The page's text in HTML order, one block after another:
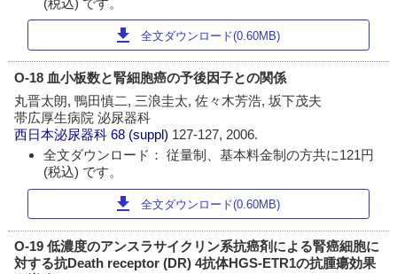
(税込) です。
download 全文ダウンロード(0.60MB)
O-18 血小板数と腎細胞癌の予後因子との関係
丸晋太朗, 鴨田慎二, 三浪圭太, 佐々木芳浩, 坂下茂夫
帯広厚生病院 泌尿器科
西日本泌尿器科 68 (suppl) 127-127, 2006.
全文ダウンロード： 従量制、基本料金制の方共に121円
(税込) です。
download 全文ダウンロード(0.60MB)
O-19 低濃度のアンスラサイクリン系抗癌剤による腎癌細胞に
対する抗Death receptor (DR) 4抗体HGS-ETR1の抗腫瘍効果